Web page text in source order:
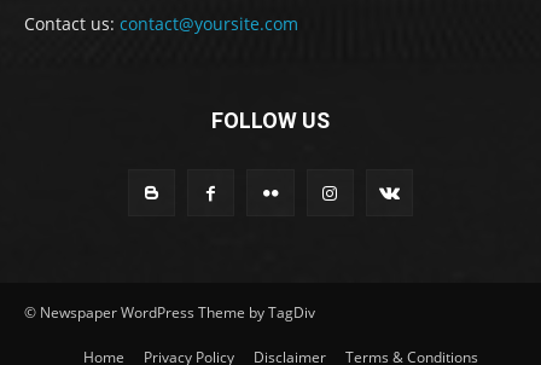
Contact us: contact@yoursite.com
FOLLOW US
© Newspaper WordPress Theme by TagDiv
Home Privacy Policy Disclaimer Terms & Conditions